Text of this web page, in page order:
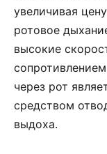
увеличивая
ротовое
высокие
через рот
средством
выдоха.